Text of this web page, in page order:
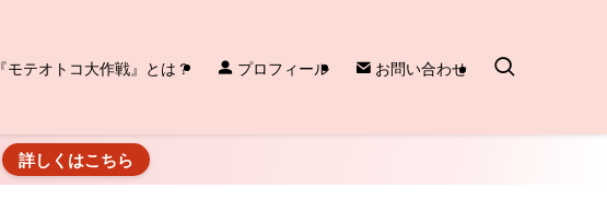
『モテオトコ大作戦』とは？ プロフィール お問い合わせ
詳しくはこちら